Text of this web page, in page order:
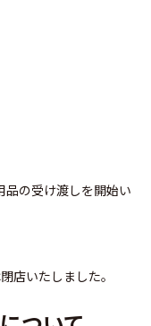
品の受け渡しを開始い
店いたしました。